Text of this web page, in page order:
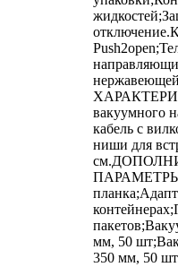
вакуумного
кабель с
ниши для
мм, 50
350 мм, 50